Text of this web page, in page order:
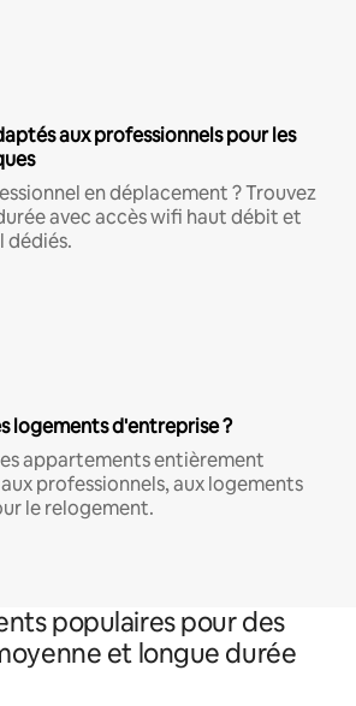
aux professionnels pour les
en déplacement ? Trouvez
avec accès wifi haut débit et
dédiés.
logements d'entreprise ?
appartements entièrement
professionnels, aux logements
le relogement.
populaires pour des
et longue durée